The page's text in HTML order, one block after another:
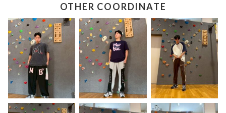
OTHER COORDINATE